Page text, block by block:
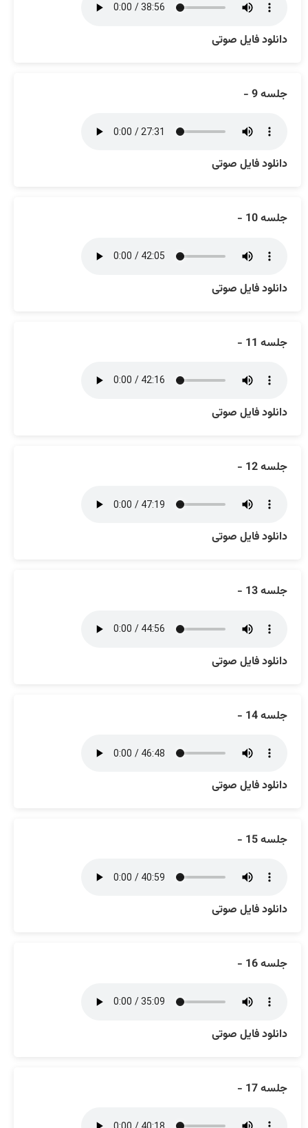
دانلود فایل صوتی
جلسه 9 -
دانلود فایل صوتی
جلسه 10 -
دانلود فایل صوتی
جلسه 11 -
دانلود فایل صوتی
جلسه 12 -
دانلود فایل صوتی
جلسه 13 -
دانلود فایل صوتی
جلسه 14 -
دانلود فایل صوتی
جلسه 15 -
دانلود فایل صوتی
جلسه 16 -
دانلود فایل صوتی
جلسه 17 -